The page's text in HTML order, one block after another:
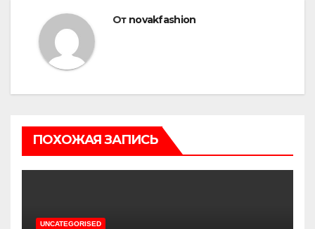
От novakfashion
ПОХОЖАЯ ЗАПИСЬ
UNCATEGORISED